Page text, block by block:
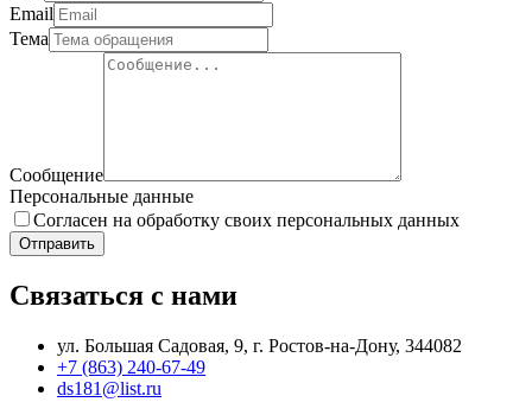
Email
Тема
Сообщение
Персональные данные
Согласен на обработку своих персональных данных
Отправить
Связаться с нами
ул. Большая Садовая, 9, г. Ростов-на-Дону, 344082
+7 (863) 240-67-49
ds181@list.ru